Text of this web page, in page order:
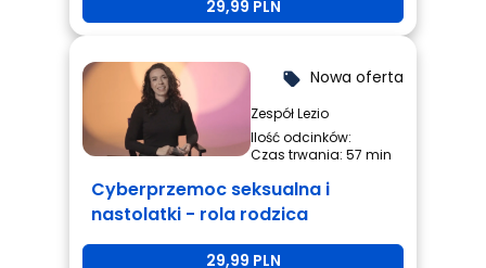
29,99 PLN
local_offer Nowa oferta
Zespół Lezio
Ilość odcinków:
Czas trwania: 57 min
Cyberprzemoc seksualna i
nastolatki - rola rodzica
29,99 PLN